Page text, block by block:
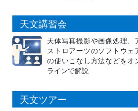
天文講習会
天体写真撮影や画像処理、
ストロアーツのソフトウェ
の使いこなし方法などをオ
ラインで解説
天文ツアー